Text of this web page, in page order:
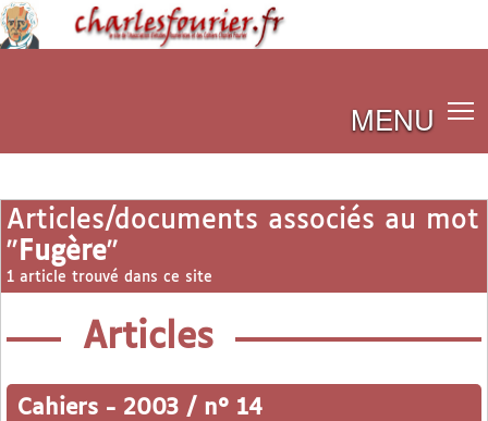
MENU
Articles/documents associés au mot
" Fugère"
1 article trouvé dans ce site
Articles
Cahiers - 2003 / n° 14